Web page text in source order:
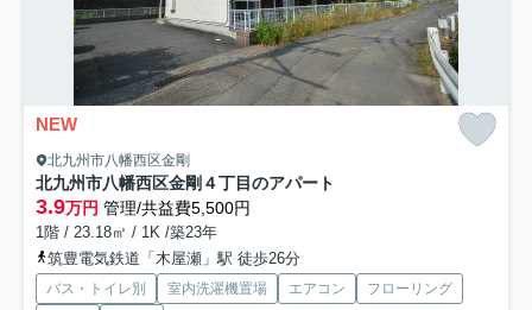
NEW
北九州市八幡西区金剛
北九州市八幡西区金剛４丁目のアパート
3.9万円 管理/共益費5,500円
1階 / 23.18㎡ / 1K /築23年
筑豊電気鉄道「木屋瀬」駅 徒歩26分
バス・トイレ別 室内洗濯機置場 エアコン
フローリング